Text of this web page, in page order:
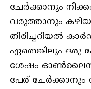
ചേർക്കാനും
വരുത്താനും
തിരിച്ചറിയൽ
ഏതെങ്കിലും ഒരു
ശേഷം
പേര് ചേർക്കാനും